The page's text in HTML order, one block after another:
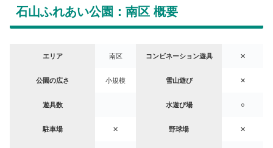
石山ふれあい公園：南区 概要
エリア 南区 コンビネーション遊具 ✕
公園の広さ 小規模 雪山遊び ✕
遊具数 水遊び場 ○
駐車場 ✕ 野球場 ✕